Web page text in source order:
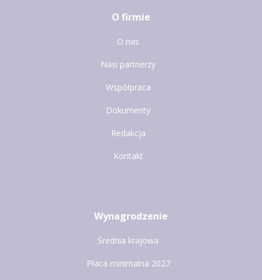
O firmie
O nas
Nasi partnerzy
Współpraca
Dokumenty
Redakcja
Kontakt
Wynagrodzenie
Średnia krajowa
Płaca minimalna 2027